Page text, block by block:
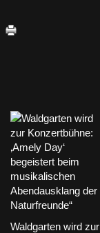
Waldgarten wird zur